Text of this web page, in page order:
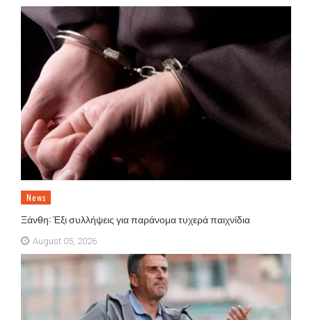
News
Ξάνθη: Έξι συλλήψεις για παράνομα τυχερά παιχνίδια
August 05, 2026